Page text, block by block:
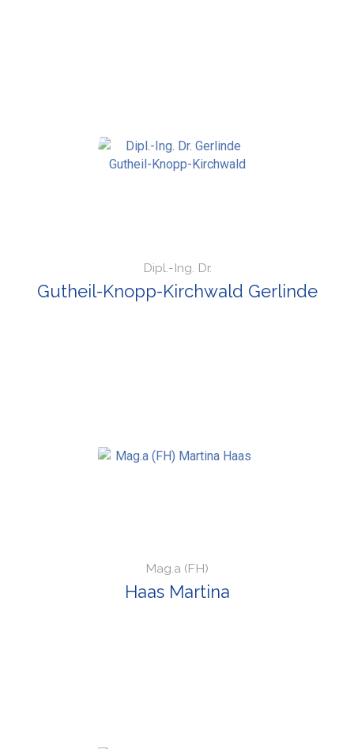
Dipl.-Ing. Dr.
Gutheil-Knopp-Kirchwald Gerlinde
Mag.a (FH)
Haas Martina